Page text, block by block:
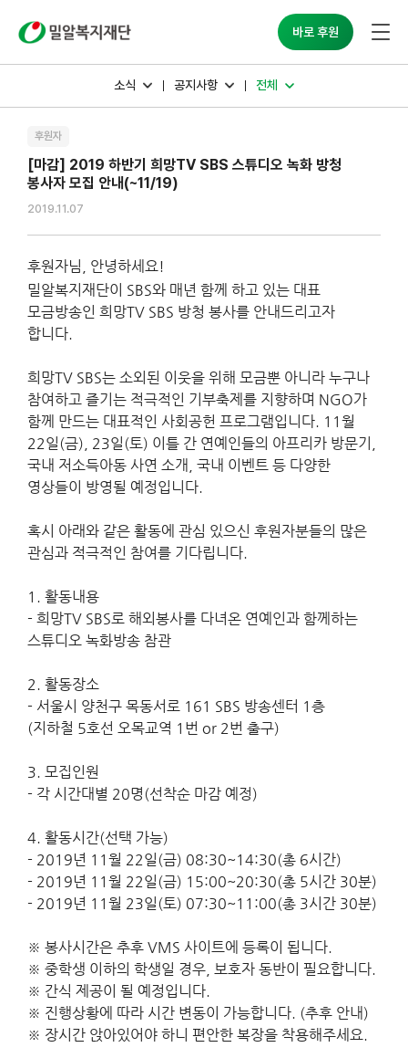
바로 후원
소식 공지사항 전체
후원자
[마감] 2019 하반기 희망TV SBS 스튜디오 녹화 방청
봉사자 모집 안내(~11/19)
2019.11.07
후원자님 안녕하세요!
밀알복지재단이 SBS와 매년 함께 하고 있는 대표
모금방송인 희망TV SBS 방청 봉사를 안내드리고자
합니다.
희망TV SBS는 소외된 이웃을 위해 모금뿐 아니라 누구나
참여하고 즐기는 적극적인 기부축제를 지향하며 NGO가
함께 만드는 대표적인 사회공헌 프로그램입니다. 11 월
22일 (금), 23일 (토) 이틀 간 연예인들의 아프리카 방문기
국내 저소득아동 사연 소개 국내 이벤트 등 다양한
영상들이 방영될 예정입니다.
혹시 아래와 같은 활동에 관심 있으신 후원자분들의 많은
관심과 적극적인 참여를 기다립니다.
1. 활동내용
- 희망TV SBS로 해외봉사를 다녀온 연예인과 함께하는
스튜디오 녹화방송 참관
2. 활동장소
- 서울시 양천구 목동서로 161 SBS 방송센터 1 층
(지하철 5호선 오목교역 1 번 or 2번 출구)
3. 모집인원
- 각 시간대별 20명 (선착순 마감 예정)
4. 활동시간(선택 가능)
- 2019년 11 월 22일 (금) 08:30~14:30(총 6시간)
- 2019년 11 월 22일 (금) 15:00~20:30(총 5시간 30분)
- 2019년 11 월 23일 (토) 07:30~11:00(총 3시간 30분)
※ 봉사시간은 추후 VMS 사이트에 등록이 됩니다.
※ 중학생 이하의 학생일 경우, 보호자 동반이 필요합니다.
※ 간식 제공이 될 예정입니다.
※ 진행상황에 따라 시간 변동이 가능합니다. (추후 안내)
※ 장시간 앉아있어야 하니 편안한 복장을 착용해주세요.